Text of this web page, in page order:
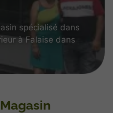
spécialisé dans
à Falaise dans